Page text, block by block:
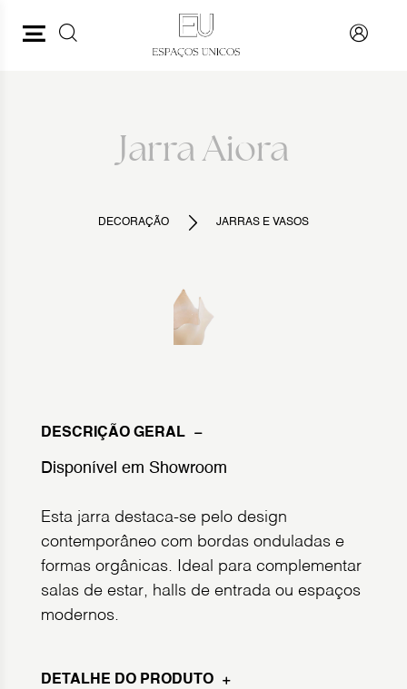
Jarra Aiora
DECORAÇÃO JARRAS E VASOS
DESCRIÇÃO GERAL
Disponível em Showroom
Esta jarra destaca-se pelo design
contemporâneo com bordas onduladas e
formas orgânicas. Ideal para complementar
salas de estar, halls de entrada ou espaços
modernos.
DETALHE DO PRODUTO
PESQUISAR